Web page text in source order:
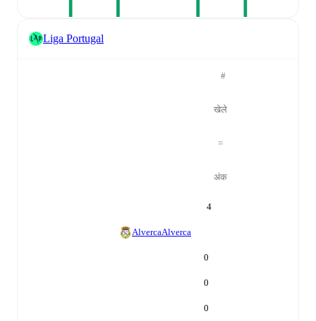
Liga Portugal
#
खेले
=
अंक
4
AlvercaAlverca
0
0
0